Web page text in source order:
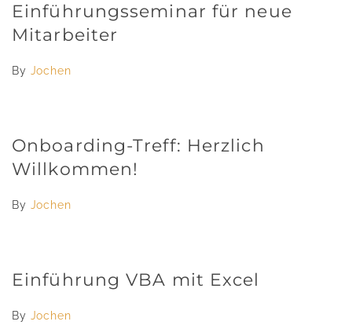
Einführungsseminar für neue
Mitarbeiter
By Jochen
Onboarding-Treff: Herzlich
Willkommen!
By Jochen
Einführung VBA mit Excel
By Jochen